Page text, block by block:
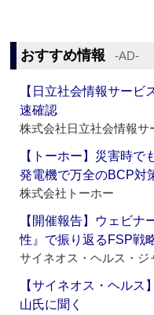
おすすめ情報 ‐AD‐
【日立社会情報サー
速確認
株式会社日立社会情報サ
【トーホー】災害時
発電機で万全のBCP対
株式会社トーホー
【開催報告】ウェビ
性』で振り返るFSP戦
サイネオス・ヘルス・ジ
【サイネオス・ヘル
山氏に聞く